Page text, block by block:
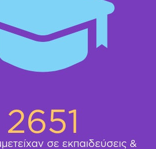
2651
σε εκπαιδεύσεις &